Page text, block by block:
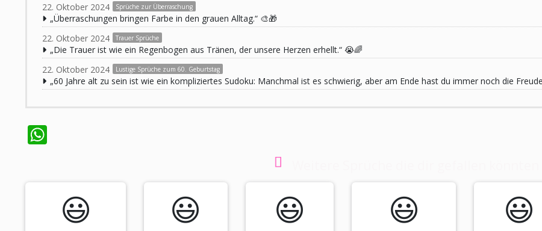
22. Oktober 2024
Sprüche zur Überraschung
„Überraschungen bringen Farbe in den grauen Alltag.“ 🎨🎁
22. Oktober 2024
Trauer Sprüche
„Die Trauer ist wie ein Regenbogen aus Tränen, der unsere Herzen erhellt.“ 😭🌈
22. Oktober 2024
Lustige Sprüche zum 60. Geburtstag
„60 Jahre alt zu sein ist wie ein kompliziertes Sudoku: Manchmal ist es schwierig, aber am Ende hast du immer noch die
😃️ 😃️ 😃️ 😃️ 😃️